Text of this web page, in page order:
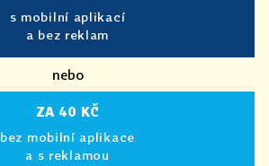
s mobilní aplikací
a bez reklam
nebo
ZA 40 KČ
bez mobilní aplikace
a s reklamou